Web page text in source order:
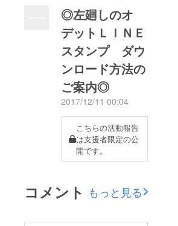
１月書籍化、そして先
月のラジオゲスト配信
を終え全リターン品の
リターンが完了いたし
ました。 初めてのこ
とだらけで至らない部
分も沢山あったのです
ントでは読者の皆さん
が積極的に声をかけて
くれたり、ＬＩＮＥス
の方がオデットちゃん
に話かけてお礼を言っ
んには感謝でいっぱい
です。最後までどうぞ
よろしくお願いしま
す！ ◆左廻しのオ
デットLINEスタンプ
完成！ リターン品の
一部となっていた左廻
しのオデットのスタン
プがついに登録申請を
通過！販売が開始とな
オデット LINEスタン
プ（全24種）
◎左廻しのオ
デットＬＩＮＥ
スタンプ ダウ
ンロード方法の
ご案内◎
2017/12/11 00:04
こちらの活動報告
は支援者限定の公
開です。
コメント もっと見る